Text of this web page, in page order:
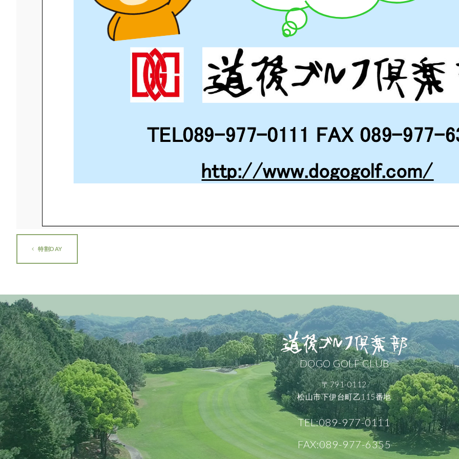
TEL089-977-0111 FAX 089-977-
http://www.dogogolf.com/
特割DAY
DOGO GOLF CLUB
〒791-0112
松山市下伊台町乙115番地
TEL:089-977-0111
FAX:089-977-6355